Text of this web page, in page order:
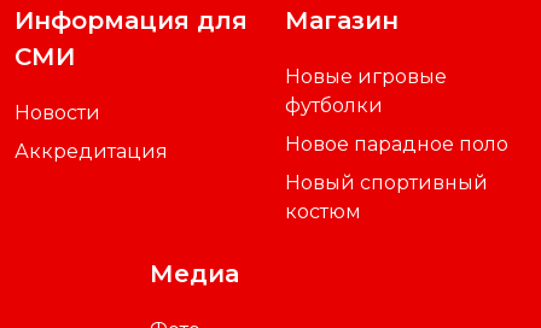
Информация для
СМИ
Новости
Аккредитация
Магазин
Новые игровые
футболки
Новое парадное поло
Новый спортивный
костюм
Медиа